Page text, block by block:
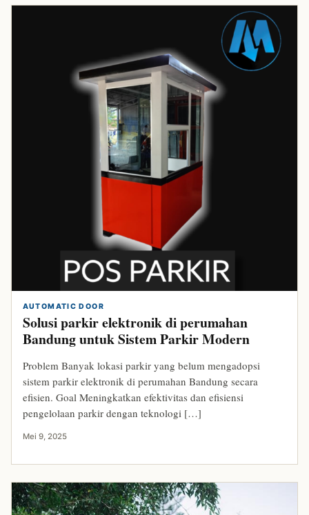
AUTOMATIC DOOR
Solusi parkir elektronik di perumahan
Bandung untuk Sistem Parkir Modern
Problem Banyak lokasi parkir yang belum mengadopsi
sistem parkir elektronik di perumahan Bandung secara
efisien. Goal Meningkatkan efektivitas dan efisiensi
pengelolaan parkir dengan teknologi […]
Mei 9, 2025